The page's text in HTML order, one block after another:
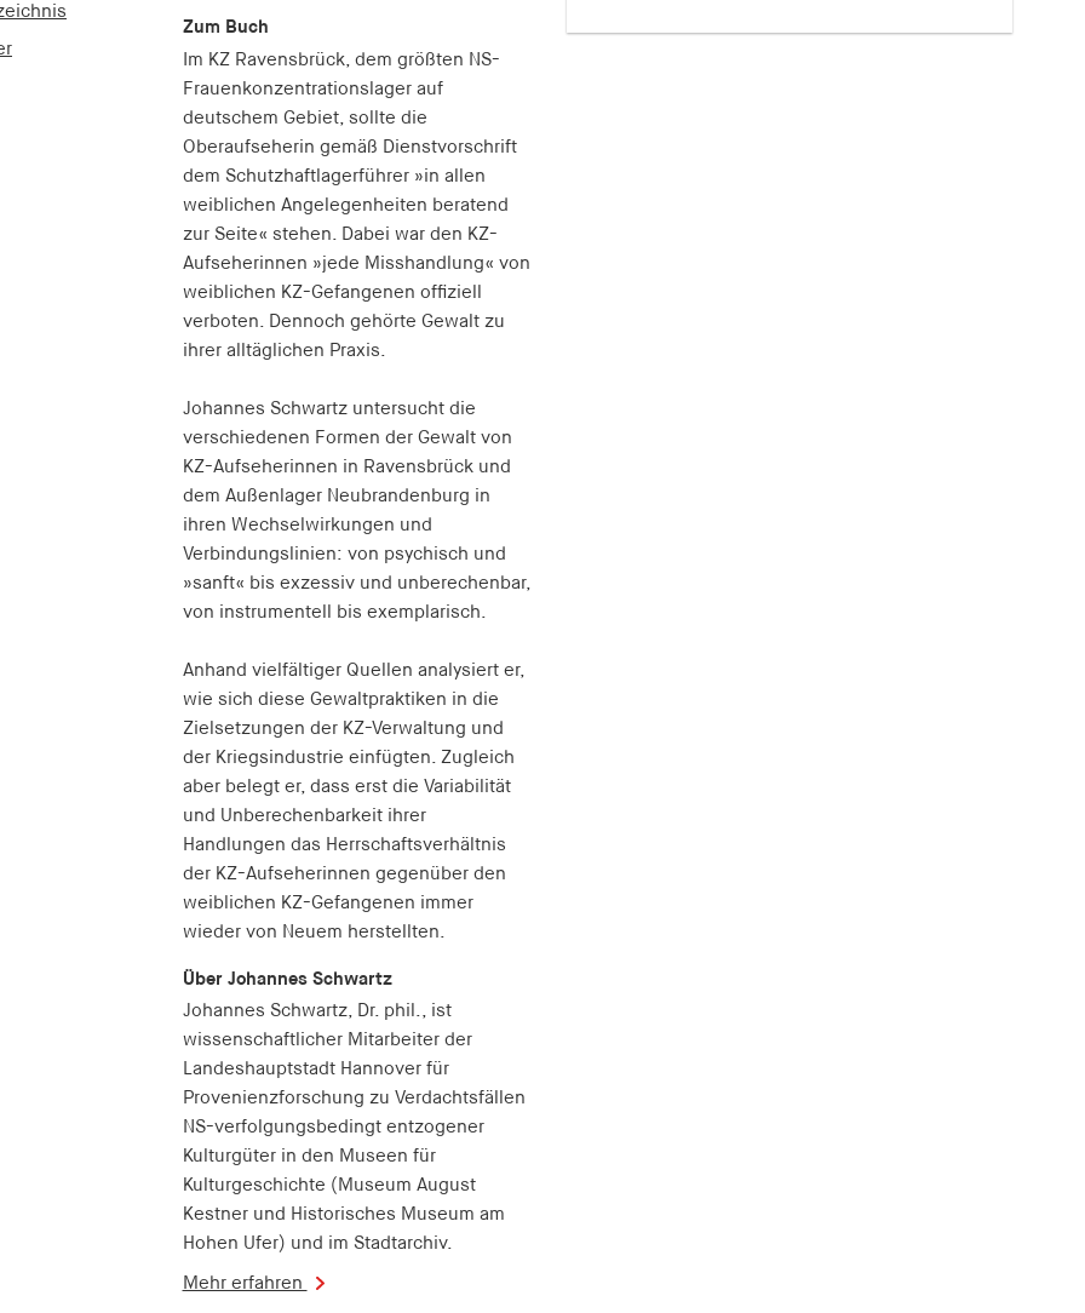
Zum Buch
Im KZ Ravensbrück, dem größten NS-
Frauenkonzentrationslager auf
deutschem Gebiet, sollte die
Oberaufseherin gemäß Dienstvorschrift
dem Schutzhaftlagerführer »in allen
weiblichen Angelegenheiten beratend
zur Seite« stehen. Dabei war den KZ-
Aufseherinnen »jede Misshandlung« von
weiblichen KZ-Gefangenen offiziell
verboten. Dennoch gehörte Gewalt zu
ihrer alltäglichen Praxis.
Johannes Schwartz untersucht die
verschiedenen Formen der Gewalt von
KZ-Aufseherinnen in Ravensbrück und
dem Außenlager Neubrandenburg in
ihren Wechselwirkungen und
Verbindungslinien: von psychisch und
»sanft« bis exzessiv und unberechenbar,
von instrumentell bis exemplarisch.
Anhand vielfältiger Quellen analysiert er,
wie sich diese Gewaltpraktiken in die
Zielsetzungen der KZ-Verwaltung und
der Kriegsindustrie einfügten. Zugleich
aber belegt er, dass erst die Variabilität
und Unberechenbarkeit ihrer
Handlungen das Herrschaftsverhältnis
der KZ-Aufseherinnen gegenüber den
weiblichen KZ-Gefangenen immer
wieder von Neuem herstellten.
Über Johannes Schwartz
Johannes Schwartz, Dr. phil., ist
wissenschaftlicher Mitarbeiter der
Landeshauptstadt Hannover für
Provenienzforschung zu Verdachtsfällen
NS-verfolgungsbedingt entzogener
Kulturgüter in den Museen für
Kulturgeschichte (Museum August
Kestner und Historisches Museum am
Hohen Ufer) und im Stadtarchiv.
Mehr erfahren